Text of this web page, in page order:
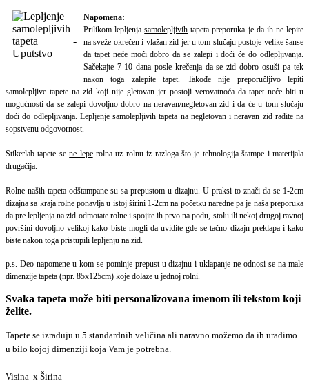
Napomena:
Prilikom lepljenjasamolepljivih tapeta preporuka je da ih ne lepite
na sveže okrečen i vlažan zid jer u tom slučaju postoje velike šanse
da tapet neće moći dobro da se zalepi i doći će do odlepljivanja.
Sačekajte 7-10 dana posle krečenja da se zid dobro osuši pa tek
nakon toga zalepite tapet. Takođe nije preporučljivo lepiti
samolepljive tapete na zid koji nije gletovan jer postoji verovatnoća da tapet neće biti u
mogućnosti da se zalepi dovoljno dobro na neravan/negletovan zid i da će u tom slučaju
doći do odlepljivanja. Lepljenje samolepljivih tapeta na negletovan i neravan zid radite na
sopstvenu odgovornost.
Stikerlab tapete sene leperolna uz rolnu iz razloga što je tehnologija štampe i materijala
drugačija.
Rolne naših tapeta odštampane su sa prepustom u dizajnu. U praksi to znači da se 1-2cm
dizajna sa kraja rolne ponavlja u istoj širini 1-2cm na početku naredne pa je naša preporuka
da pre lepljenja na zid odmotate rolne i spojite ih prvo na podu, stolu ili nekoj drugoj ravnoj
površini dovoljno velikoj kako biste mogli da uvidite gde se tačno dizajn preklapa i kako
biste nakon toga pristupili lepljenju na zid.
p.s. Deo napomene u kom se pominje prepust u dizajnu i uklapanje ne odnosi se na male
dimenzije tapeta (npr. 85x125cm) koje dolaze u jednoj rolni.
Svaka tapeta može biti personalizovana imenom ili tekstom koji
želite.
Tapete se izrađuju u 5 standardnih veličina ali naravno možemo da ih uradimo
u bilo kojoj dimenziji koja Vam je potrebna.
Visina x Širina